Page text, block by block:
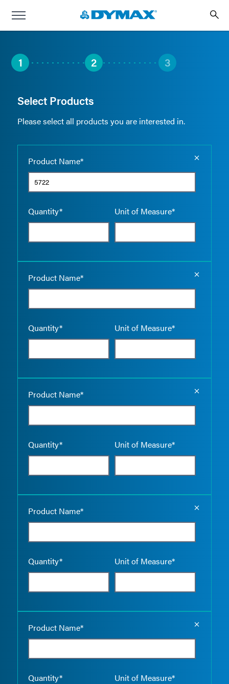
1 2 3
Select Products
Please select all products you are interested in.
Product Name*
Quantity* Unit of Measure*
Product Name*
Quantity* Unit of Measure*
Product Name*
Quantity* Unit of Measure*
Product Name*
Quantity* Unit of Measure*
Product Name*
Quantity* Unit of Measure*